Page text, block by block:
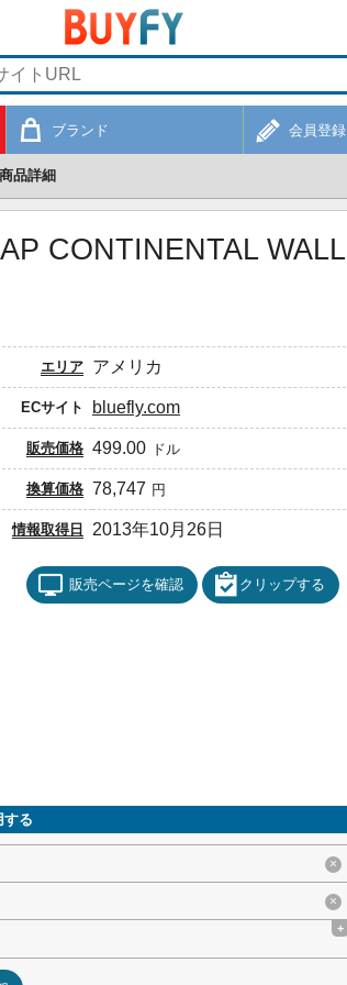
ブランド 会員登録
商品詳細
CONTINENTAL WALL
エリア アメリカ
ECサイト bluefly.com
販売価格 499.00 ドル
換算価格 78,747 円
情報取得日 2013年10月26日
販売ページを確認 クリップする
する
×
×
+